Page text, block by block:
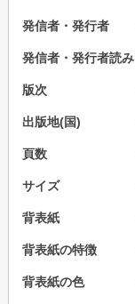
発信者・発行者
発信者・発行者読み
版次
出版地(国)
頁数
サイズ
背表紙
背表紙の特徴
背表紙の色